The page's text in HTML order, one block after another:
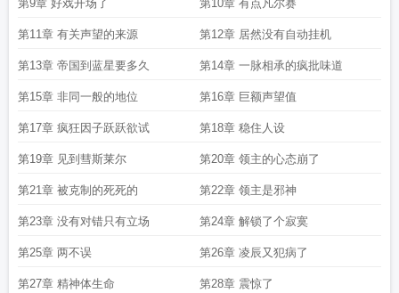
第9章 好戏开场了 第10章 有点凡尔赛
第11章 有关声望的来源 第12章 居然没有自动挂机
第13章 帝国到蓝星要多久 第14章 一脉相承的疯批味道
第15章 非同一般的地位 第16章 巨额声望值
第17章 疯狂因子跃跃欲试 第18章 稳住人设
第19章 见到彗斯莱尔 第20章 领主的心态崩了
第21章 被克制的死死的 第22章 领主是邪神
第23章 没有对错只有立场 第24章 解锁了个寂寞
第25章 两不误 第26章 凌辰又犯病了
第27章 精神体生命 第28章 震惊了